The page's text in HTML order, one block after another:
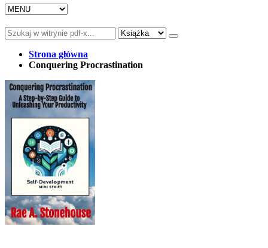
Strona główna
Conquering Procrastination